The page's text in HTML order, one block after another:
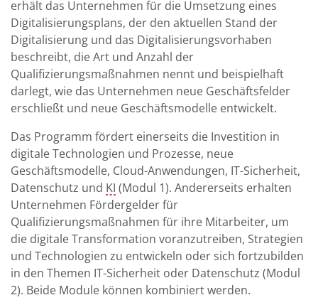
erhält das Unternehmen für die Umsetzung eines
Digitalisierungsplans, der den aktuellen Stand der
Digitalisierung und das Digitalisierungsvorhaben
beschreibt, die Art und Anzahl der
Qualifizierungsmaßnahmen nennt und beispielhaft
darlegt, wie das Unternehmen neue Geschäftsfelder
erschließt und neue Geschäftsmodelle entwickelt.
Das Programm fördert einerseits die Investition in
digitale Technologien und Prozesse, neue
Geschäftsmodelle, Cloud-Anwendungen, IT-Sicherheit,
Datenschutz und KI (Modul 1). Andererseits erhalten
Unternehmen Fördergelder für
Qualifizierungsmaßnahmen für ihre Mitarbeiter, um
die digitale Transformation voranzutreiben, Strategien
und Technologien zu entwickeln oder sich fortzubilden
in den Themen IT-Sicherheit oder Datenschutz (Modul
2). Beide Module können kombiniert werden.